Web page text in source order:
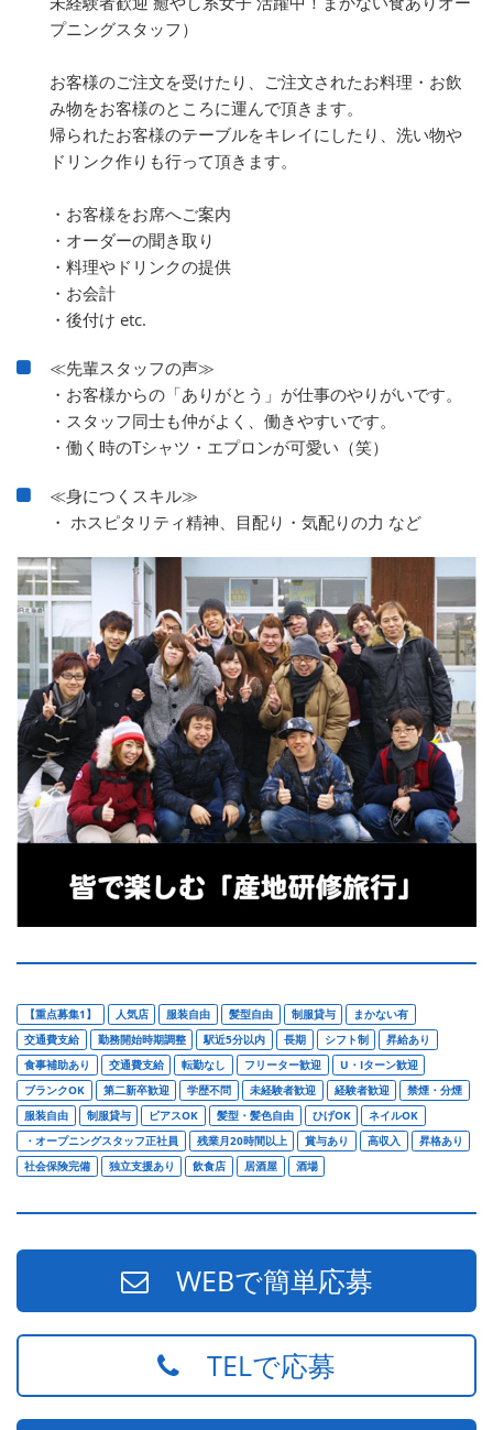
プニングスタッフ）
お客様のご注文を受けたり、ご注文されたお料理・お飲
み物をお客様のところに運んで頂きます。
帰られたお客様のテーブルをキレイにしたり、洗い物や
ドリンク作りも行って頂きます。
・お客様をお席へご案内
・オーダーの聞き取り
・料理やドリンクの提供
・お会計
・後付け etc.
≪先輩スタッフの声≫
・お客様からの「ありがとう」が仕事のやりがいです。
・スタッフ同士も仲がよく、働きやすいです。
・働く時のTシャツ・エプロンが可愛い（笑）
≪身につくスキル≫
・ ホスピタリティ精神、目配り・気配りの力 など
【重点募集1】 人気店 服装自由 髪型自由 制服貸与
まかない有
交通費支給
勤務開始時期調整 駅近5分以内 長期 シフト制
昇給あり
食事補助あり
交通費支給 転勤なし フリーター歓迎
U・Iターン歓迎
ブランクOK
第二新卒歓迎 学歴不問 未経験者歓迎 経験者歓迎
禁煙・分煙
服装自由
制服貸与 ピアスOK 髪型・髪色自由 ひげOK
ネイルOK
・オープニングスタッフ正社員
残業月20時間以上 賞与あり 高収入
昇格あり
社会保険完備
独立支援あり 飲食店 居酒屋 酒場
WEBで簡単応募
TELで応募